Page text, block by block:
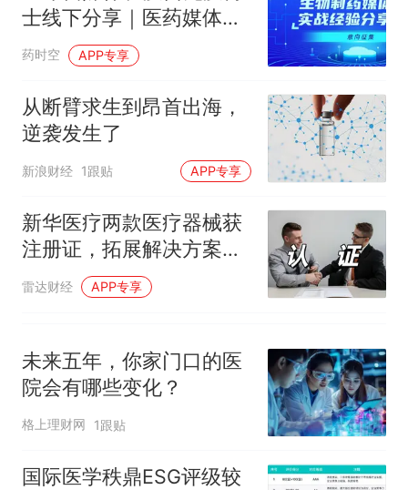
士线下分享｜医药媒体运
营实战培训
药时空 APP专享
从断臂求生到昂首出海，
逆袭发生了
新浪财经 1跟贴 APP专享
新华医疗两款医疗器械获
注册证，拓展解决方案与
灭菌产品线
雷达财经 APP专享
未来五年，你家门口的医
院会有哪些变化？
格上理财网 1跟贴
国际医学秩鼎ESG评级较